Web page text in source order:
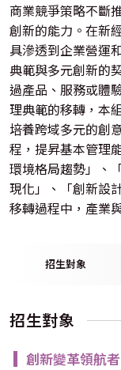
商業競爭策略不斷
創新的能力。在新
具滲透到企業營運
典範與多元創新的
過產品、服務或體
理典範的移轉，本
培養跨域多元的創
程，提昇基本管理
環境格局趨勢」、
現化」、「創新設
移轉過程中，產業
招生對象
招生對象
創新變革領航者